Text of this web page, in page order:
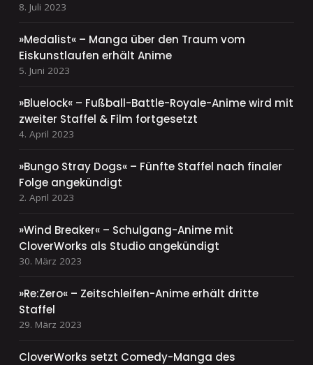
8. Juli 2023
»Medalist« – Manga über den Traum vom
Eiskunstlaufen erhält Anime
5. Juni 2023
»Bluelock« – Fußball-Battle-Royale-Anime wird mit
zweiter Staffel & Film fortgesetzt
4. April 2023
»Bungo Stray Dogs« – Fünfte Staffel nach finaler
Folge angekündigt
2. April 2023
»Wind Breaker« – Schulgang-Anime mit
CloverWorks als Studio angekündigt
30. März 2023
»Re:Zero« – Zeitschleifen-Anime erhält dritte
Staffel
29. März 2023
CloverWorks setzt Comedy-Manga des